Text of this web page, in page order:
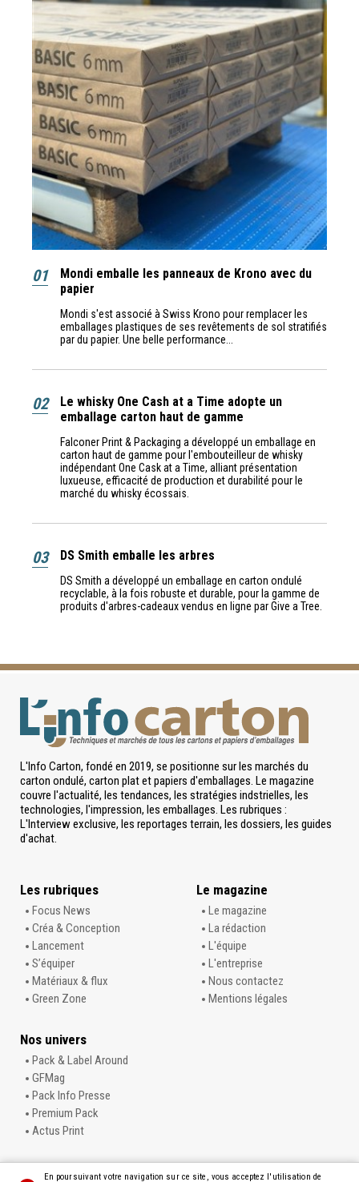
01
Mondi emballe les panneaux de Krono avec du
papier
Mondi s'est associé à Swiss Krono pour remplacer les
emballages plastiques de ses revêtements de sol stratifiés
par du papier. Une belle performance...
02
Le whisky One Cash at a Time adopte un
emballage carton haut de gamme
Falconer Print & Packaging a développé un emballage en
carton haut de gamme pour l'embouteilleur de whisky
indépendant One Cask at a Time, alliant présentation
luxueuse, efficacité de production et durabilité pour le
marché du whisky écossais.
03 DS Smith emballe les arbres
DS Smith a développé un emballage en carton ondulé
recyclable, à la fois robuste et durable, pour la gamme de
produits d'arbres-cadeaux vendus en ligne par Give a Tree.
L'Info Carton, fondé en 2019, se positionne sur les marchés du
carton ondulé, carton plat et papiers d'emballages. Le magazine
couvre l'actualité, les tendances, les stratégies indstrielles, les
technologies, l'impression, les emballages. Les rubriques :
L'Interview exclusive, les reportages terrain, les dossiers, les guides
d'achat.
Les rubriques
Focus News
Créa & Conception
Lancement
S’équiper
Matériaux & flux
Green Zone
Le magazine
Le magazine
La rédaction
L'équipe
L'entreprise
Nous contactez
Mentions légales
Nos univers
Pack & Label Around
GFMag
Pack Info Presse
Premium Pack
Actus Print
En poursuivant votre navigation sur ce site, vous acceptez l'utilisation de